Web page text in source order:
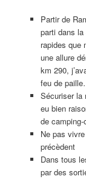
Partir de
parti dans
rapides que
une allure
km 290,
feu de
Sécuriser la
eu bien
de camping-
Ne pas
précèdent
Dans tous
par des